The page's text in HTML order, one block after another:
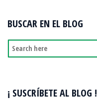
BUSCAR EN EL BLOG
¡ SUSCRÍBETE AL BLOG !